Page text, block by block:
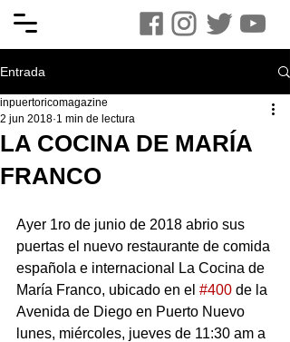
Entrada
LA COCINA DE MARÍA
FRANCO
inpuertoricomagazine
2 jun 2018 1 min de lectura
Ayer 1ro de junio de 2018 abrio sus
puertas el nuevo restaurante de comida
española e internacional La Cocina de
María Franco, ubicado en el #400 de la
Avenida de Diego en Puerto Nuevo
lunes, miércoles, jueves de 11:30 am a